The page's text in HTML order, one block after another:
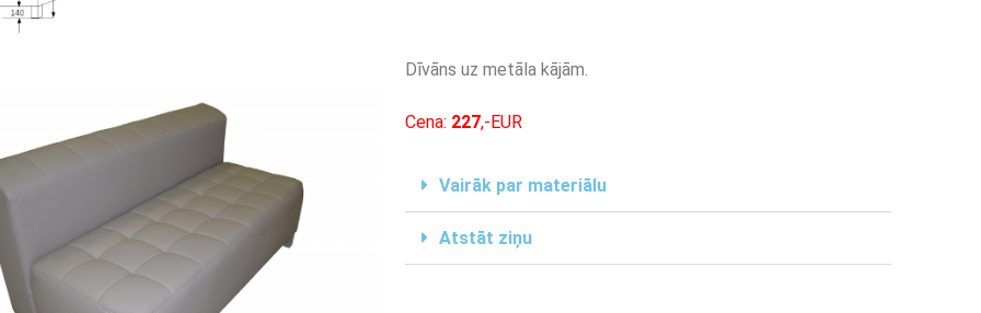
Dīvāns uz metāla kājām.
Cena: 227,-EUR
Vairāk par materiālu
Atstāt ziņu